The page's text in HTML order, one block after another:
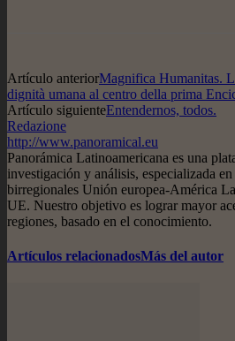
Artículo anteriorMagnifica Humanitas.
dignità umana al centro della prima
Artículo siguienteEntendernos, todos.
Redazione
http://www.panoramical.eu
Panorámica Latinoamericana es una
investigación y análisis, especializada
birregionales Unión europea-América
UE. Nuestro objetivo es lograr mayor
regiones, basado en el conocimiento.
Artículos relacionadosMás del autor